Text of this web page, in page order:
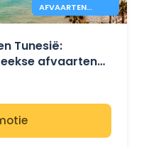
AFVAARTEN
CIVITAVECCHIA-
MET GNV
Tunesië:
afvaarten
met GNV
nu geopend.